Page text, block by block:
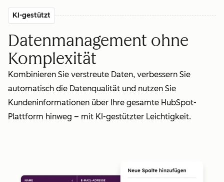
KI-gestützt
Datenmanagement ohne
Komplexität
Kombinieren Sie verstreute Daten, verbessern Sie
automatisch die Datenqualität und nutzen Sie
Kundeninformationen über Ihre gesamte HubSpot-
Plattform hinweg – mit KI-gestützter Leichtigkeit.